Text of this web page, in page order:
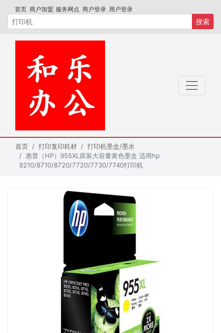
首页 商户加盟 服务网点 商户登录 用户登录
搜索
首页 打印复印耗材
打印机墨盒/墨水
惠普（HP）955XL原装大容量黄色墨盒 适用hp
8210/8710/8720/7720/7730/7740打印机